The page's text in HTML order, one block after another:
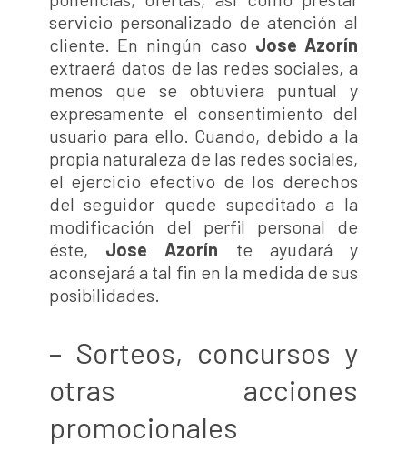
servicio personalizado de atención al
cliente. En ningún caso Jose Azorín
extraerá datos de las redes sociales, a
menos que se obtuviera puntual y
expresamente el consentimiento del
usuario para ello. Cuando, debido a la
propia naturaleza de las redes sociales,
el ejercicio efectivo de los derechos
del seguidor quede supeditado a la
modificación del perfil personal de
éste, Jose Azorín te ayudará y
aconsejará a tal fin en la medida de sus
posibilidades.
– Sorteos, concursos y
otras acciones
promocionales